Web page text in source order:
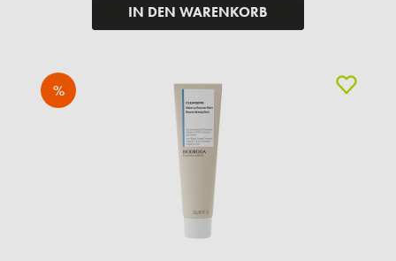
IN DEN WARENKORB
%